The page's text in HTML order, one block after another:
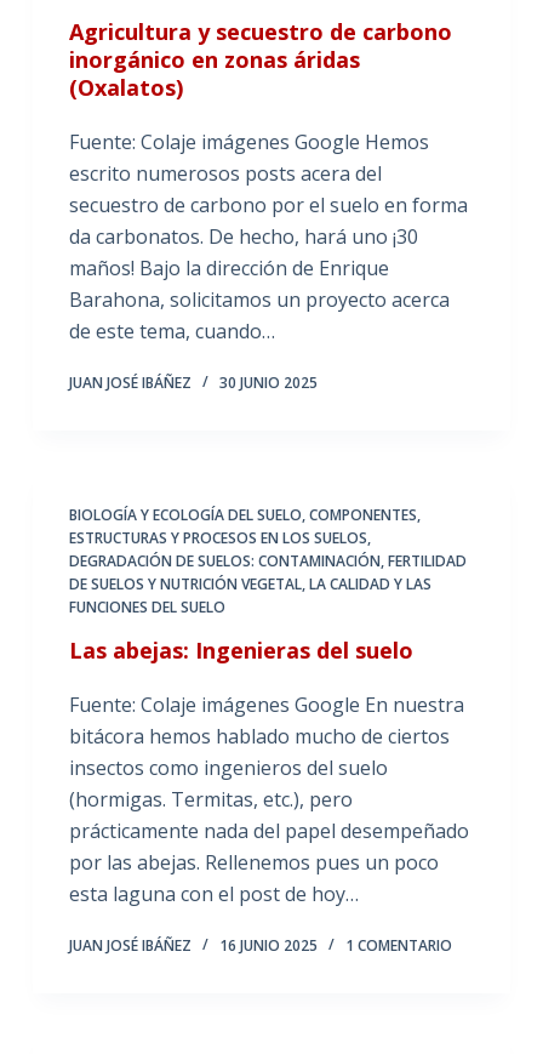
Agricultura y secuestro de carbono
inorgánico en zonas áridas
(Oxalatos)
Fuente: Colaje imágenes Google Hemos
escrito numerosos posts acera del
secuestro de carbono por el suelo en forma
da carbonatos. De hecho, hará uno ¡30
maños! Bajo la dirección de Enrique
Barahona, solicitamos un proyecto acerca
de este tema, cuando…
JUAN JOSÉ IBÁÑEZ 30 JUNIO 2025
BIOLOGÍA Y ECOLOGÍA DEL SUELO,COMPONENTES,
ESTRUCTURAS Y PROCESOS EN LOS SUELOS,
DEGRADACIÓN DE SUELOS: CONTAMINACIÓN,FERTILIDAD
DE SUELOS Y NUTRICIÓN VEGETAL,LA CALIDAD Y LAS
FUNCIONES DEL SUELO
Las abejas: Ingenieras del suelo
Fuente: Colaje imágenes Google En nuestra
bitácora hemos hablado mucho de ciertos
insectos como ingenieros del suelo
(hormigas. Termitas, etc.), pero
prácticamente nada del papel desempeñado
por las abejas. Rellenemos pues un poco
esta laguna con el post de hoy…
JUAN JOSÉ IBÁÑEZ 16 JUNIO 2025 1 COMENTARIO